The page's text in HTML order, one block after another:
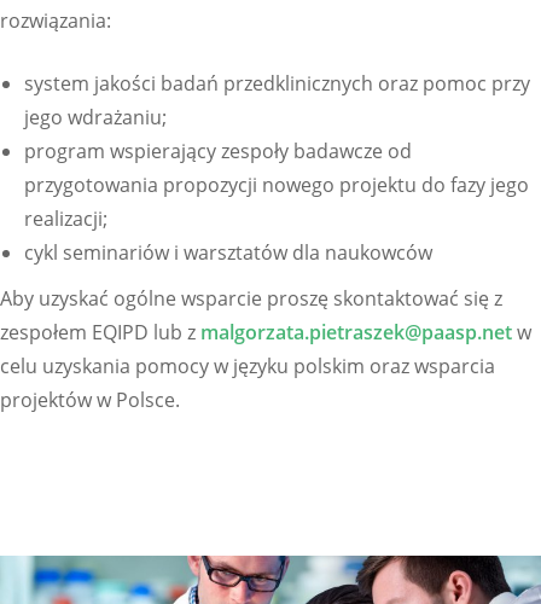
rozwiązania:
system jakości badań przedklinicznych oraz pomoc przy
jego wdrażaniu;
program wspierający zespoły badawcze od
przygotowania propozycji nowego projektu do fazy jego
realizacji;
cykl seminariów i warsztatów dla naukowców
Aby uzyskać ogólne wsparcie proszę skontaktować się z
zespołem EQIPD lub z malgorzata.pietraszek@paasp.netw
celu uzyskania pomocy w języku polskim oraz wsparcia
projektów w Polsce.